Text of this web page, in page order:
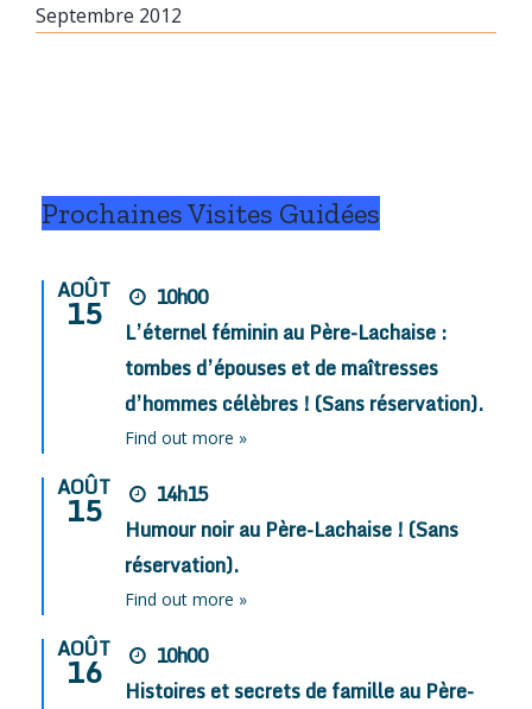
Septembre 2012
Prochaines Visites Guidées
AOÛT
15
10h00
L’éternel féminin au Père-Lachaise :
tombes d’épouses et de maîtresses
d’hommes célèbres ! (Sans réservation).
Find out more »
AOÛT
15
14h15
Humour noir au Père-Lachaise ! (Sans
réservation).
Find out more »
AOÛT
16
10h00
Histoires et secrets de famille au Père-